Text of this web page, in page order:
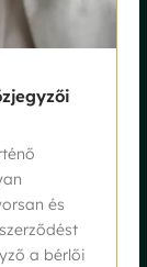
és
a bérlői